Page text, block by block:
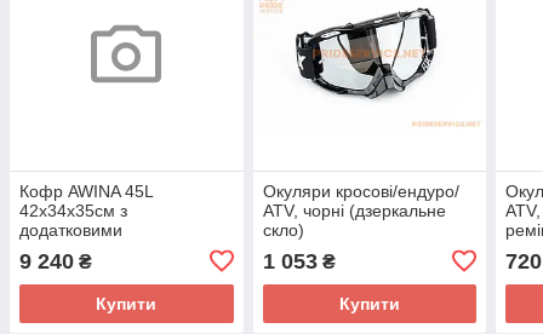
Кофр AWINA 45L
42x34x35см з
додатковими
9 240 ₴
Купити
Окуляри кросові/ендуро/
АТV, чорні (дзеркальне
скло)
1 053₴
Купити
АТV,
720